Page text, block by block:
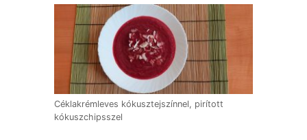
Céklakrémleves kókusztejszínnel, pirított
kókuszchipsszel